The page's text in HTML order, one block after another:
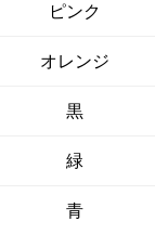
ピンク
オレンジ
黒
緑
青